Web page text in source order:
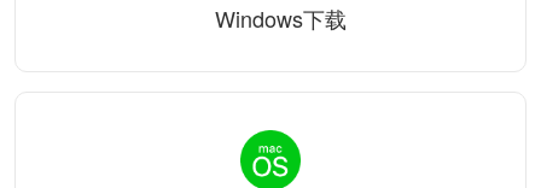
Windows下载